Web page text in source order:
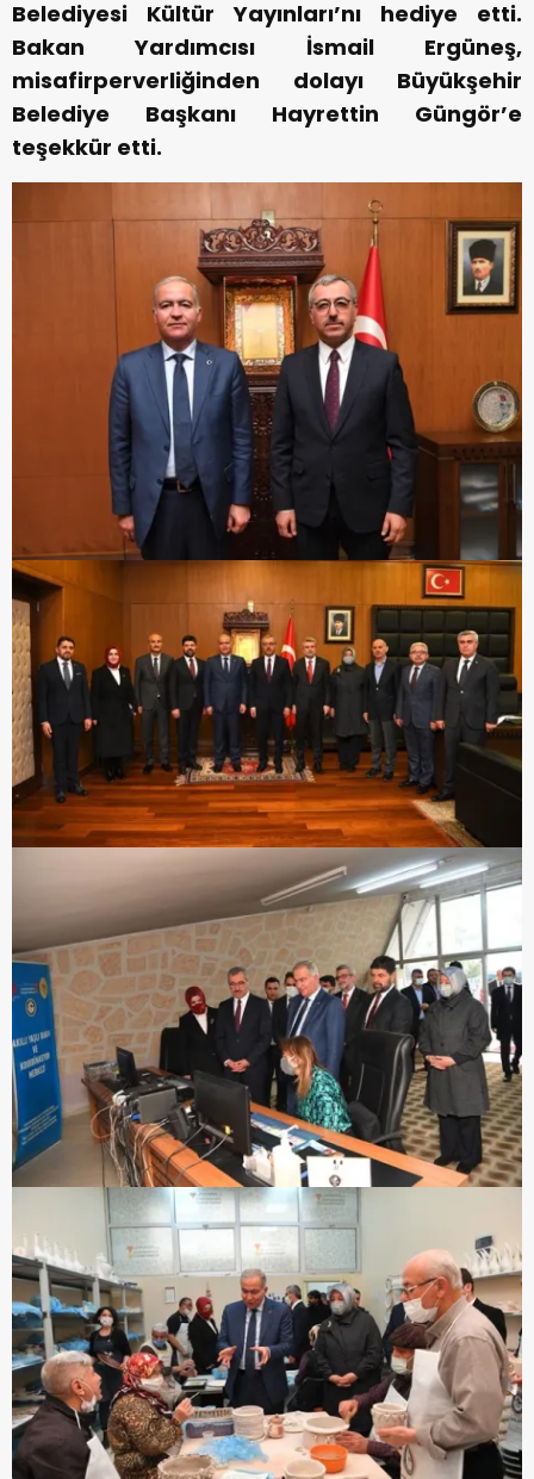
Belediyesi Kültür Yayınları’nı hediye etti.
Bakan Yardımcısı İsmail Ergüneş,
misafirperverliğinden dolayı Büyükşehir
Belediye Başkanı Hayrettin Güngör’e
teşekkür etti.